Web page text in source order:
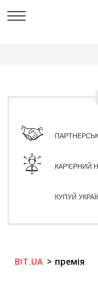
КАР'ЄРНИЙ
КУПУЙ
BIT.UA премія